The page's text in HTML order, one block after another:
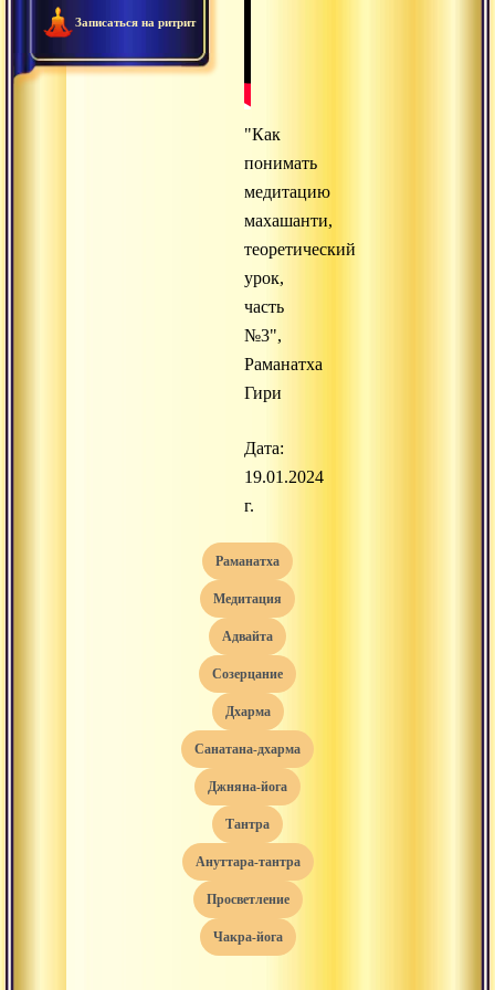
Записаться на ритрит
"Как
понимать
медитацию
махашанти,
теоретический
урок,
часть
№3",
Раманатха
Гири
Дата:
19.01.2024
г.
раманатха
медитация
адвайта
созерцание
дхарма
санатана-дхарма
джняна-йога
тантра
ануттара-тантра
просветление
чакра-йога